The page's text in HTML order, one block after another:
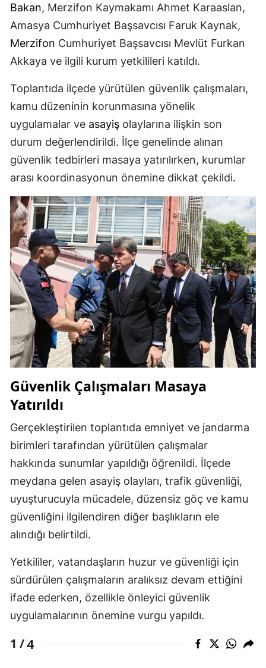
Bakan, Merzifon Kaymakamı Ahmet Karaaslan,
Amasya Cumhuriyet Başsavcısı Faruk Kaynak,
Merzifon Cumhuriyet Başsavcısı Mevlüt Furkan
Akkaya ve ilgili kurum yetkilileri katıldı.
Toplantıda ilçede yürütülen güvenlik çalışmaları,
kamu düzeninin korunmasına yönelik
uygulamalar ve asayiş olaylarına ilişkin son
durum değerlendirildi. İlçe genelinde alınan
güvenlik tedbirleri masaya yatırılırken, kurumlar
arası koordinasyonun önemine dikkat çekildi.
Güvenlik Çalışmaları Masaya
Yatırıldı
Gerçekleştirilen toplantıda emniyet ve jandarma
birimleri tarafından yürütülen çalışmalar
hakkında sunumlar yapıldığı öğrenildi. İlçede
meydana gelen asayiş olayları, trafik güvenliği,
uyuşturucuyla mücadele, düzensiz göç ve kamu
güvenliğini ilgilendiren diğer başlıkların ele
alındığı belirtildi.
Yetkililer, vatandaşların huzur ve güvenliği için
sürdürülen çalışmaların aralıksız devam ettiğini
ifade ederken, özellikle önleyici güvenlik
uygulamalarının önemine vurgu yapıldı.
1 /4